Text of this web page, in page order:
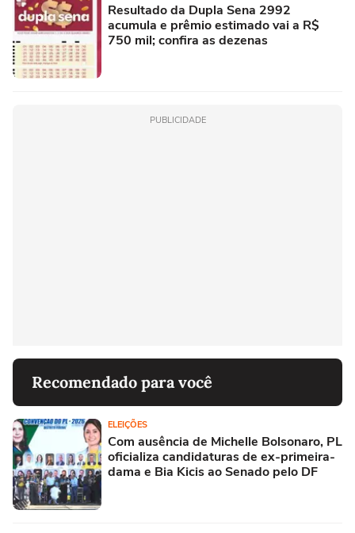
Resultado da Dupla Sena 2992
acumula e prêmio estimado vai a R$
750 mil; confira as dezenas
PUBLICIDADE
Recomendado para você
ELEIÇÕES
Com ausência de Michelle Bolsonaro, PL
oficializa candidaturas de ex-primeira-
dama e Bia Kicis ao Senado pelo DF